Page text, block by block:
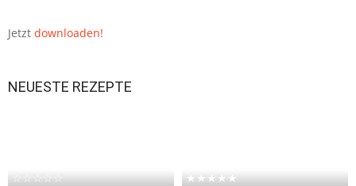
Jetzt downloaden!
NEUESTE REZEPTE
☆☆☆☆☆ ★★★★★